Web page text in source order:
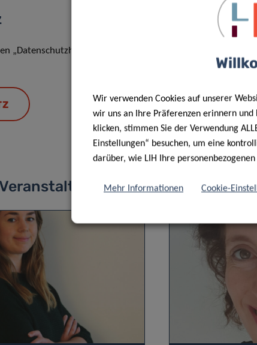
„Datenschutzhinweis: Verarbeitung personenbezogener
Wir verwenden Cookies auf unserer
wir uns an Ihre Präferenzen erinnern und
klicken, stimmen Sie der Verwendung
Einstellungen“ besuchen, um eine
darüber, wie LIH Ihre
Mehr Informationen Cookie-